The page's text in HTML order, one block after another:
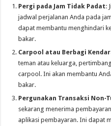
Pergi pada Jam Tidak Padat:
jadwal perjalanan Anda pada
dapat membantu menghindari
bakar.
Carpool atau Berbagi
teman atau keluarga,
carpool. Ini akan membantu
bakar.
Pergunakan Transaksi Non-
sekarang menerima
aplikasi pembayaran. Ini dapat